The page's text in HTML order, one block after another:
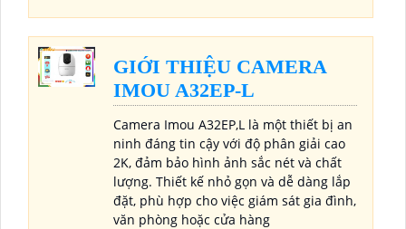
GIỚI THIỆU CAMERA
IMOU A32EP-L
Camera Imou A32EP,L là một thiết bị an
ninh đáng tin cậy với độ phân giải cao
2K, đảm bảo hình ảnh sắc nét và chất
lượng. Thiết kế nhỏ gọn và dễ dàng lắp
đặt, phù hợp cho việc giám sát gia đình,
văn phòng hoặc cửa hàng